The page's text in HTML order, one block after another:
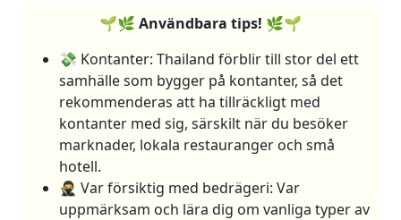
🌱🌿 Användbara tips! 🌿🌱
💸 Kontanter: Thailand förblir till stor del ett
samhälle som bygger på kontanter, så det
rekommenderas att ha tillräckligt med
kontanter med sig, särskilt när du besöker
marknader, lokala restauranger och små
hotell.
🥷 Var försiktig med bedrägeri: Var
uppmärksam och lära dig om vanliga typer av